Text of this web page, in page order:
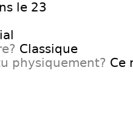
le 23
Classique
physiquement? Ce